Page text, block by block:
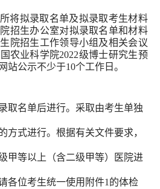
将拟录取名单及拟录取考生材料
招生办公室对拟录取名单和材料
院招生工作领导小组及相关会议
农业科学院2022级博士研究生预
站公示不少于10个工作日。
取名单后进行。采取由考生单独
方式进行。根据有关文件要求，
甲等以上（含二级甲等）医院进
各位考生统一使用附件1的体检